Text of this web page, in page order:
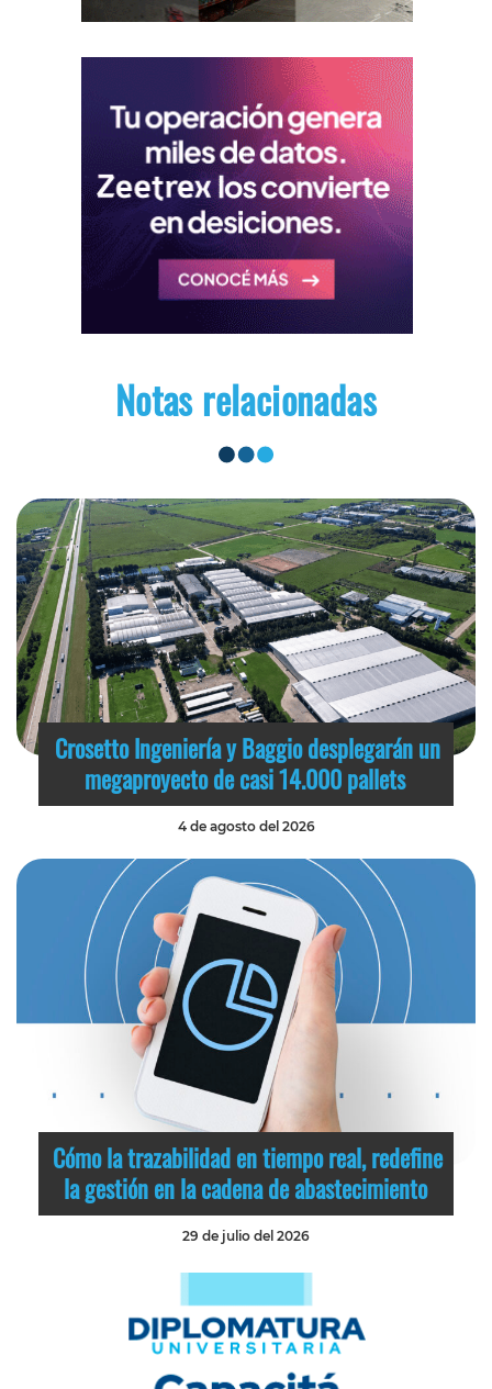
Notas relacionadas
Crosetto Ingeniería y Baggio desplegarán un
megaproyecto de casi 14.000 pallets
4 de agosto del 2026
Cómo la trazabilidad en tiempo real, redefine
la gestión en la cadena de abastecimiento
29 de julio del 2026